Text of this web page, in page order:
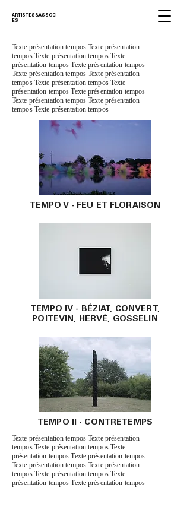
ARTISTES&ASSOCI
ÉS
Texte présentation tempos Texte présentation
tempos Texte présentation tempos Texte
présentation tempos Texte présentation tempos
Texte présentation tempos Texte présentation
tempos Texte présentation tempos Texte
présentation tempos Texte présentation tempos
Texte présentation tempos Texte présentation
tempos Texte présentation tempos
TEMPO V - FEU ET FLORAISON
TEMPO IV - BÉZIAT, CONVERT,
POITEVIN, HERVÉ, GOSSELIN
TEMPO II - CONTRETEMPS
Texte présentation tempos Texte présentation
tempos Texte présentation tempos Texte
présentation tempos Texte présentation tempos
Texte présentation tempos Texte présentation
tempos Texte présentation tempos Texte
présentation tempos Texte présentation tempos
Texte présentation tempos Texte présentation